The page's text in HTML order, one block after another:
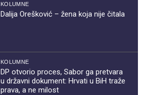
KOLUMNE
Dalija Orešković – žena koja nije čitala
KOLUMNE
DP otvorio proces, Sabor ga pretvara
u državni dokument: Hrvati u BiH traže
prava, a ne milost